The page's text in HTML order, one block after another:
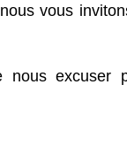
vous
excuser